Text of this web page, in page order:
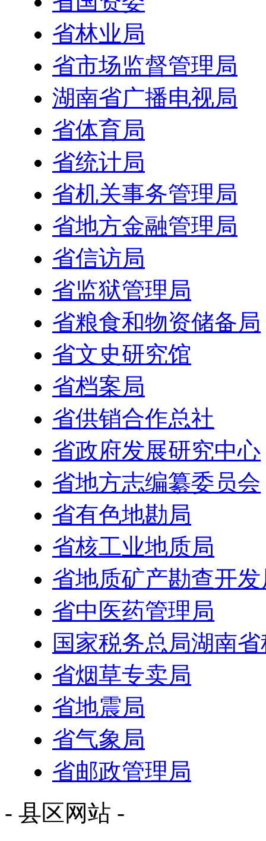
省林业局
省市场监督管理局
湖南省广播电视局
省体育局
省统计局
省机关事务管理局
省地方金融管理局
省信访局
省监狱管理局
省粮食和物资储备局
省文史研究馆
省档案局
省供销合作总社
省政府发展研究中心
省地方志编纂委员会
省有色地勘局
省核工业地质局
省地质矿产勘查开发
省中医药管理局
国家税务总局湖南
省烟草专卖局
省地震局
省气象局
省邮政管理局
- 县区网站 -